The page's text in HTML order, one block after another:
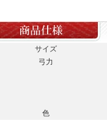
サイズ
弓力
色